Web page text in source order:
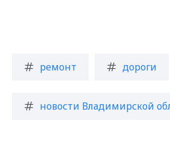
ремонт дороги
новости Владимирской